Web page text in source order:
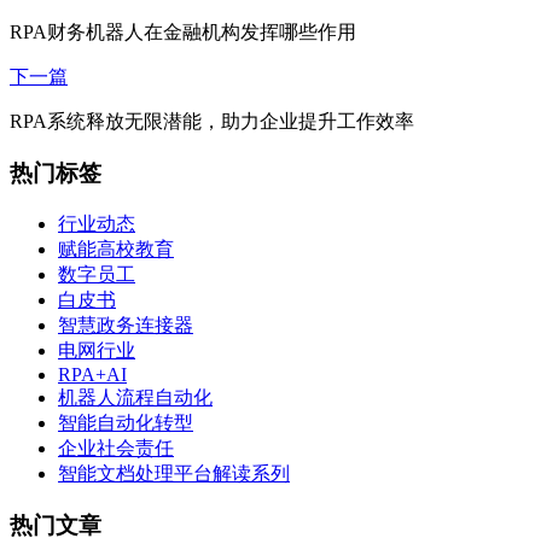
RPA财务机器人在金融机构发挥哪些作用
下一篇
RPA系统释放无限潜能，助力企业提升工作效率
热门标签
行业动态
赋能高校教育
数字员工
白皮书
智慧政务连接器
电网行业
RPA+AI
机器人流程自动化
智能自动化转型
企业社会责任
智能文档处理平台解读系列
热门文章